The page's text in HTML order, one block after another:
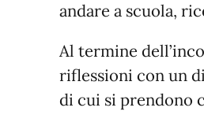
andare a scuola,
Al termine
riflessioni con un
di cui si prendono